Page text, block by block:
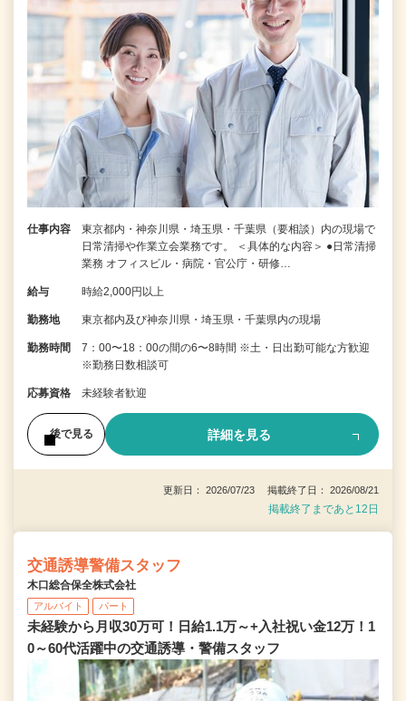
仕事内容
東京都内・神奈川県・埼玉県・千葉県（要相談）内の現場で
日常清掃や作業立会業務です。 ＜具体的な内容＞ ●日常清掃
業務 オフィスビル・病院・官公庁・研修…
給与 時給2,000円以上
勤務地 東京都内及び神奈川県・埼玉県・千葉県内の現場
勤務時間
7：00〜18：00の間の6〜8時間 ※土・日出勤可能な方歓迎
※勤務日数相談可
応募資格 未経験者歓迎
後で見る 詳細を見る
更新日： 2026/07/23 掲載終了日： 2026/08/21
掲載終了まであと12日
交通誘導警備スタッフ
木口総合保全株式会社
アルバイト パート
未経験から月収30万可！日給1.1万～+入社祝い金12万！1
0～60代活躍中の交通誘導・警備スタッフ